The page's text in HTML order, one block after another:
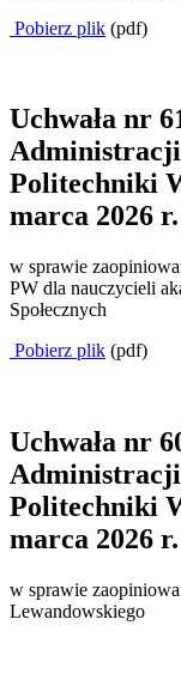
Pobierz plik (pdf)
Uchwała nr
Administracji
Politechniki
marca 2026 r.
w sprawie
PW dla nauczycieli
Społecznych
Pobierz plik (pdf)
Uchwała nr
Administracji
Politechniki
marca 2026 r.
w sprawie
Lewandowskiego